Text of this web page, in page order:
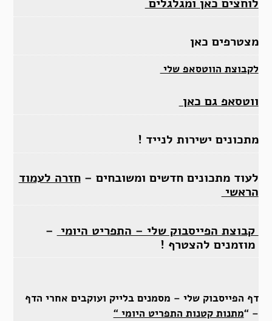
לוחצים כאן ומגלגלים
מצטרפים כאן
לקבוצת הווטסאפ שלי
ווטסאפ גם כאן
מתכונים ישירות לנייד !
לעוד מתכונים חדשים ומשובחים –חזרה לעמוד
הראשי
קבוצת הפייסבוק שלי – התפריט היומי –
מוזמנים להצטרף !
דף הפייסבוק שלי – מסמנים בלייק ועוקבים אחרי הדף
– “מתנות קטנות התפריט היומי “